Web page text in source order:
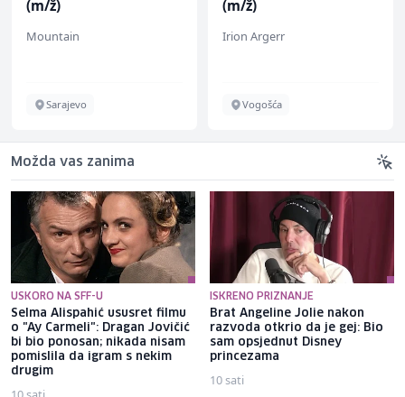
(m/ž)
Mountain
Sarajevo
(m/ž)
Irion Argerr
Vogošća
Možda vas zanima
USKORO NA SFF-U
Selma Alispahić ususret filmu
o "Ay Carmeli": Dragan Jovičić
bi bio ponosan; nikada nisam
pomislila da igram s nekim
drugim
ISKRENO PRIZNANJE
Brat Angeline Jolie nakon
razvoda otkrio da je gej: Bio
sam opsjednut Disney
princezama
10 sati